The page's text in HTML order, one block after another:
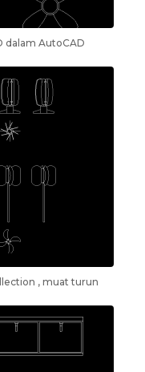
dalam AutoCAD
, muat turun